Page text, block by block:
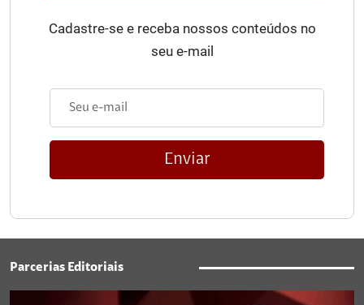
Cadastre-se e receba nossos conteúdos no
seu e-mail
Enviar
Parcerias Editoriais